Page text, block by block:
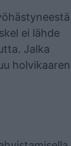
ei lähde
Jalka
holvikaaren